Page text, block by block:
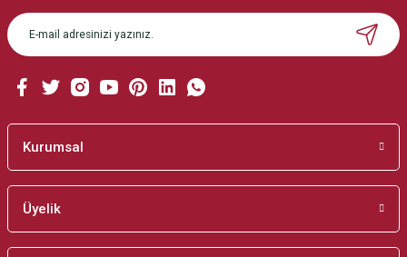
Ürün açıklamasında eksik bilgiler bulunuyor.
Ürün bilgilerinde hatalar bulunuyor.
Bu ürüne benzer farklı alternatifler olmalı.
Kurumsal
Üyelik